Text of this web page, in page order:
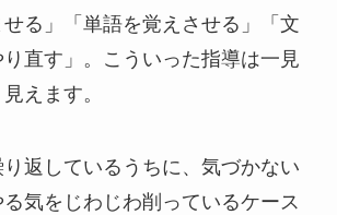
せる」「単語を覚えさせる」「文
直す」。こういった指導は一見
えます。
返しているうちに、気づかない
気をじわじわ削っているケース